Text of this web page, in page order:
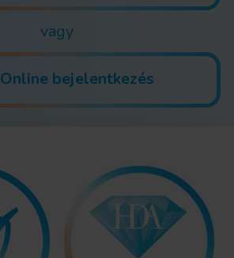
vagy
Online bejelentkezés